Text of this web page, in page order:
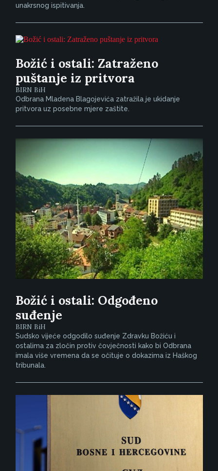
unakrsnog ispitivanja.
Božić i ostali: Zatraženo
puštanje iz pritvora
BIRN BiH
Odbrana Mladena Blagojevića zatražila je ukidanje
pritvora uz posebne mjere zaštite.
Božić i ostali: Odgođeno
suđenje
BIRN BiH
Sudsko vijeće odgodilo suđenje Zdravku Božiću i
ostalima za zločin protiv čovječnosti kako bi Odbrana
imala više vremena da se očituje o dokazima iz Haškog
tribunala.